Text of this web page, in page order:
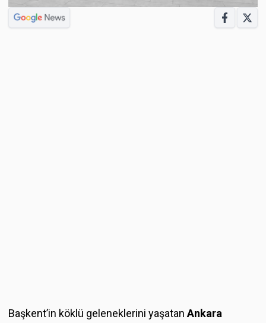
Başkent’in köklü geleneklerini yaşatan Ankara